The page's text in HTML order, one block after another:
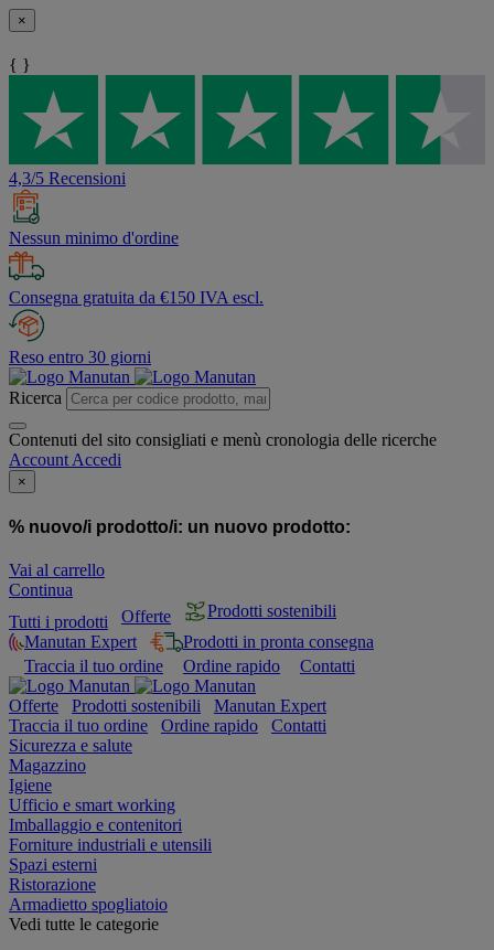
×
{ }
4,3/5 Recensioni
Nessun minimo d'ordine
Consegna gratuita da €150 IVA escl.
Reso entro 30 giorni
Ricerca
Contenuti del sito consigliati e menù cronologia delle ricerche
Account Accedi
×
% nuovo/i prodotto/i: un nuovo prodotto:
Vai al carrello
Continua
Tutti i prodotti
Offerte
Prodotti sostenibili
Manutan Expert
Prodotti in pronta consegna
Traccia il tuo ordine
Ordine rapido Contatti
Offerte Prodotti sostenibili
Manutan Expert
Traccia il tuo ordine
Ordine rapido
Contatti
Sicurezza e salute
Magazzino
Igiene
Ufficio e smart working
Imballaggio e contenitori
Forniture industriali e utensili
Spazi esterni
Ristorazione
Armadietto spogliatoio
Vedi tutte le categorie